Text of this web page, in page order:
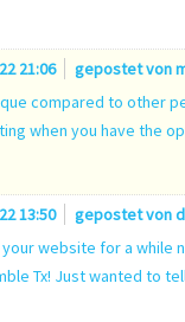
21:06 gepostet von
compared to other
when you have the
13:50 gepostet von
website for a while
Tx! Just wanted to